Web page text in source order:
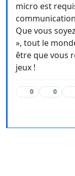
micro est
Que vous
», tout le
être que vous
jeux !
0 0